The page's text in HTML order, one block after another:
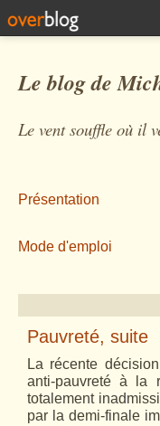
Le blog de
Le vent souffle où il
Présentation
Mode d'emploi
Pauvreté, suite
La récente
anti-pauvreté à la
totalement
par la demi-finale